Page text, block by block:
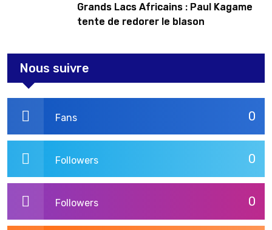
Grands Lacs Africains : Paul Kagame
tente de redorer le blason
Nous suivre
0
Fans
0
Followers
0
Followers